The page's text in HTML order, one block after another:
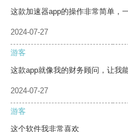
这款加速器app的操作非常简单，
2024-07-27
游客
这款app就像我的财务顾问，让我
2024-07-27
游客
这个软件我非常喜欢